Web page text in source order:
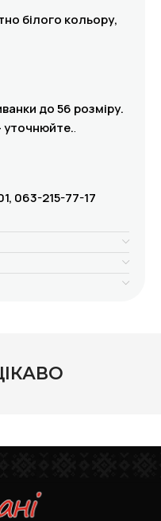
білого кольору,
до 56 розміру.
уточнюйте..
063-215-77-17